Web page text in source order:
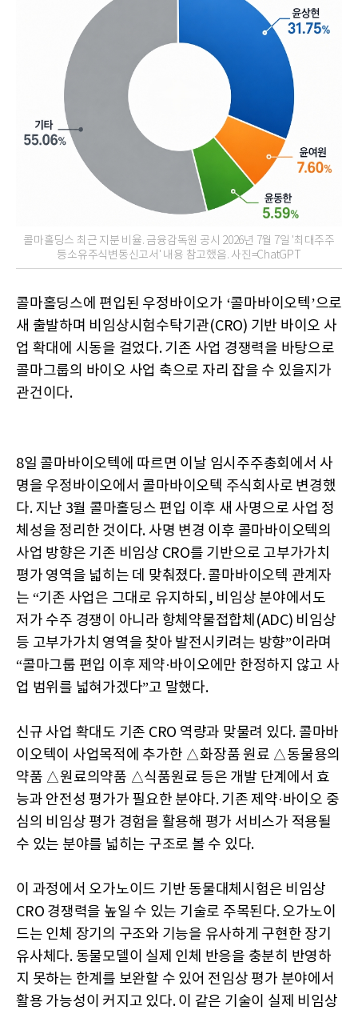
콜마홀딩스 최근 지분 비율. 금융감독원 공시 2026년 7월 7일 '최대주주
등소유주식변동신고서' 내용 참고했음. 사진=ChatGPT
콜마홀딩스에 편입된 우정바이오가 ‘콜마바이오텍’으로
새 출발하며 비임상시험수탁기관(CRO) 기반 바이오 사
업 확대에 시동을 걸었다. 기존 사업 경쟁력을 바탕으로
콜마그룹의 바이오 사업 축으로 자리 잡을 수 있을지가
관건이다.
8일 콜마바이오텍에 따르면 이날 임시주주총회에서 사
명을 우정바이오에서 콜마바이오텍 주식회사로 변경했
다. 지난 3월 콜마홀딩스 편입 이후 새 사명으로 사업 정
체성을 정리한 것이다. 사명 변경 이후 콜마바이오텍의
사업 방향은 기존 비임상 CRO를 기반으로 고부가가치
평가 영역을 넓히는 데 맞춰졌다. 콜마바이오텍 관계자
는 “기존 사업은 그대로 유지하되, 비임상 분야에서도
저가 수주 경쟁이 아니라 항체약물접합체(ADC) 비임상
등 고부가가치 영역을 찾아 발전시키려는 방향”이라며
“콜마그룹 편입 이후 제약·바이오에만 한정하지 않고 사
업 범위를 넓혀가겠다”고 말했다.
신규 사업 확대도 기존 CRO 역량과 맞물려 있다. 콜마바
이오텍이 사업목적에 추가한 △화장품 원료 △동물용의
약품 △원료의약품 △식품원료 등은 개발 단계에서 효
능과 안전성 평가가 필요한 분야다. 기존 제약·바이오 중
심의 비임상 평가 경험을 활용해 평가 서비스가 적용될
수 있는 분야를 넓히는 구조로 볼 수 있다.
이 과정에서 오가노이드 기반 동물대체시험은 비임상
CRO 경쟁력을 높일 수 있는 기술로 주목된다. 오가노이
드는 인체 장기의 구조와 기능을 유사하게 구현한 장기
유사체다. 동물모델이 실제 인체 반응을 충분히 반영하
지 못하는 한계를 보완할 수 있어 전임상 평가 분야에서
활용 가능성이 커지고 있다. 이 같은 기술이 실제 비임상